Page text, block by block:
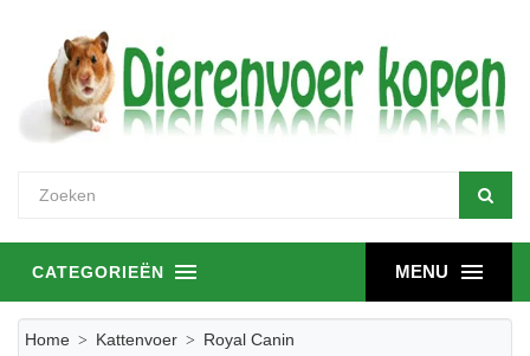
MENU
CATEGORIEËN
Home Kattenvoer
Royal Canin